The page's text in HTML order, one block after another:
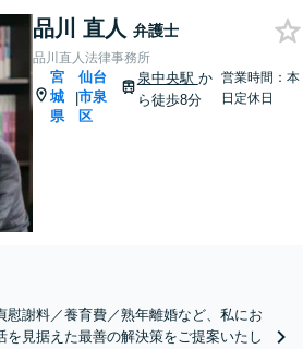
品川 直人 弁護士
品川直人法律事務所
宮
城
県
|
仙台
市泉
区
泉中央駅 か
ら徒歩8分
営業時間：本
日定休日
慰謝料／養育費／熟年離婚など、私にお
見据えた最善の解決策をご提案いたし